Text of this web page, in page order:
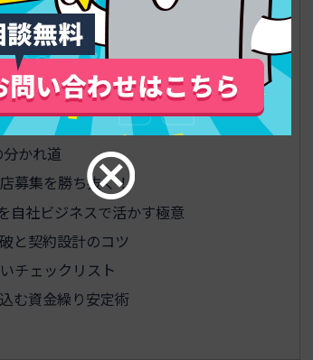
をリース販売店募集でどう差別化す
スクレジット導入で一撃逆転の3つの数
率と単価はどう変わる？
かれ道
募集を勝ち抜く！
自社ビジネスで活かす極意
と契約設計のコツ
チェックリスト
む資金繰り安定術